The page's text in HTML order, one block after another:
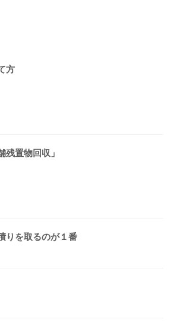
方
置物回収」
りを取るのが１番